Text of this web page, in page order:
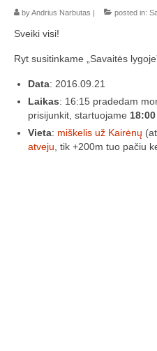
Lenktynės/renginiai
LT-FPV
LT-FPV Komanda
byAndrius Narbutas | posted in:
Sveiki visi!
Ryt susitinkame „Savaitės
Data: 2016.09.21
Laikas: 16:15 pradedam
prisijunkit, startuojame 18:00
Vieta: miškelis už Kairėnų
atveju , tik +200m tuo pačiu